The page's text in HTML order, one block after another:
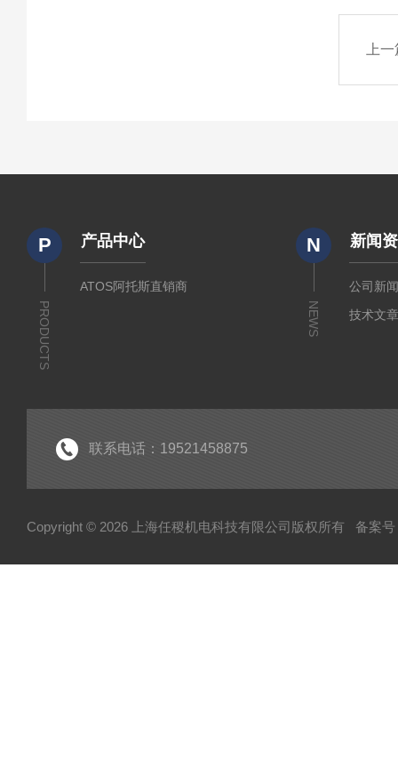
上
P
PRODUCTS
产品中心
ATOS阿托斯直销商
N
NEWS
新闻
公司新
技术文
联系电话：19521458875
Copyright © 2026 上海任稷机电科技有限公司版权所有 备案号